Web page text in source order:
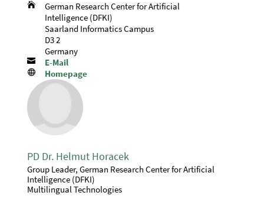

German Research Center for Artificial
Intelligence (DFKI)
Saarland Informatics Campus
D3 2
Germany
 E-Mail
 Homepage
PD Dr. Helmut Horacek
Group Leader, German Research Center for Artificial
Intelligence (DFKI)
Multilingual Technologies